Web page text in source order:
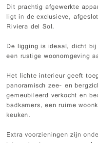
Dit prachtig afgewerkte
ligt in de exclusieve,
Riviera del Sol.
De ligging is ideaal, dicht
een rustige woonomgeving
Het lichte interieur geeft
panoramisch zee- en
gemeubileerd verkocht en
badkamers, een ruime
keuken.
Extra voorzieningen zijn